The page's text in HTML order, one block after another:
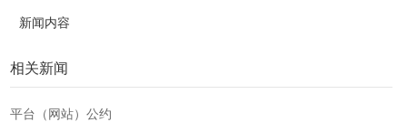
新闻内容
相关新闻
平台（网站）公约